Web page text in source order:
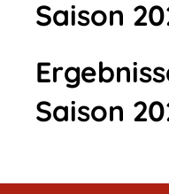
Saison
Saison